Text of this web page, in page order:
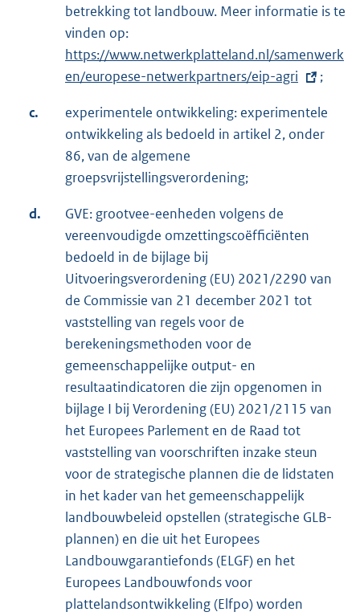
betrekking tot landbouw. Meer informatie is te
vinden op:
x
t
r
n
e
l
n
https://www.netwerkplatteland.nl/samenwerk
en/europese-netwerkpartners/eip-agri
;
c.
experimentele ontwikkeling: experimentele
ontwikkeling als bedoeld in artikel 2, onder
86, van de algemene
groepsvrijstellingsverordening;
d.
GVE: grootvee-eenheden volgens de
vereenvoudigde omzettingscoëfficiënten
bedoeld in de bijlage bij
Uitvoeringsverordening (EU) 2021/2290 van
de Commissie van 21 december 2021 tot
vaststelling van regels voor de
berekeningsmethoden voor de
gemeenschappelijke output- en
resultaatindicatoren die zijn opgenomen in
bijlage I bij Verordening (EU) 2021/2115 van
het Europees Parlement en de Raad tot
vaststelling van voorschriften inzake steun
voor de strategische plannen die de lidstaten
in het kader van het gemeenschappelijk
landbouwbeleid opstellen (strategische GLB-
plannen) en die uit het Europees
Landbouwgarantiefonds (ELGF) en het
Europees Landbouwfonds voor
plattelandsontwikkeling (Elfpo) worden